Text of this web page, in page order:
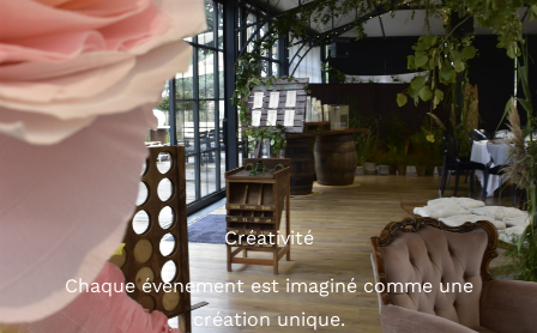
Créativité
Chaque événement est imaginé comme une
création unique.